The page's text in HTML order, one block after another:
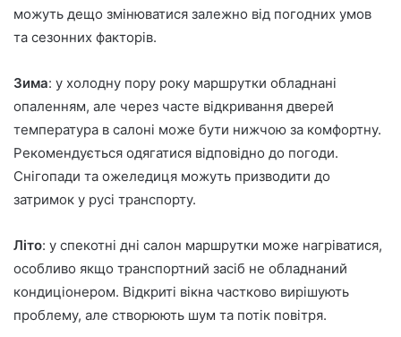
можуть дещо змінюватися залежно від погодних умов
та сезонних факторів.
Зима: у холодну пору року маршрутки обладнані
опаленням, але через часте відкривання дверей
температура в салоні може бути нижчою за комфортну.
Рекомендується одягатися відповідно до погоди.
Снігопади та ожеледиця можуть призводити до
затримок у русі транспорту.
Літо: у спекотні дні салон маршрутки може нагріватися,
особливо якщо транспортний засіб не обладнаний
кондиціонером. Відкриті вікна частково вирішують
проблему, але створюють шум та потік повітря.